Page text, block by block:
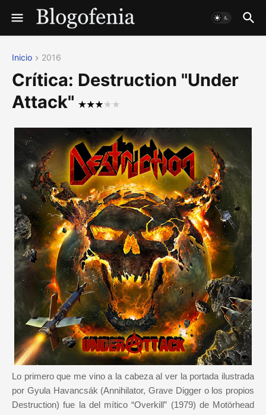
Inicio 2016
Crítica: Destruction "Under
Attack"
Lo primero que me vino a la cabeza al ver la portada ilustrada
por Gyula Havancsák (Annihilator, Grave Digger o los propios
Destruction) fue la del mítico “Overkill” (1979) de Motörhead